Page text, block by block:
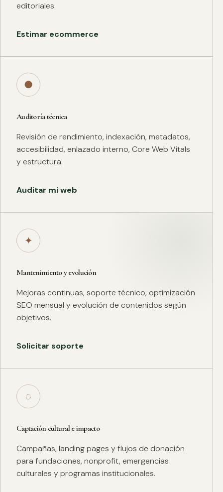
editoriales.
Estimar ecommerce
●
Auditoría técnica
Revisión de rendimiento, indexación, metadatos,
accesibilidad, enlazado interno, Core Web Vitals
y estructura.
Auditar mi web
✦
Mantenimiento y evolución
Mejoras continuas, soporte técnico, optimización
SEO mensual y evolución de contenidos según
objetivos.
Solicitar soporte
◌
Captación cultural e impacto
Campañas, landing pages y flujos de donación
para fundaciones, nonprofit, emergencias
culturales y programas institucionales.